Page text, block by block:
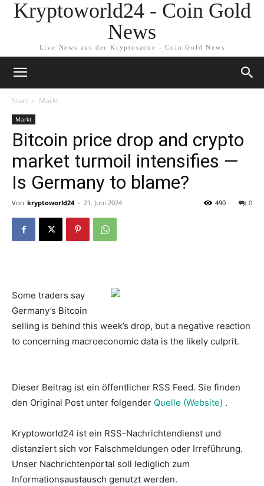
Kryptoworld24 - Coin Gold
News
Live News aus der Kryptoszene - Coin Gold News
Start Markt
Markt
Bitcoin price drop and crypto
market turmoil intensifies —
Is Germany to blame?
Von kryptoworld24 - 21. Juni 2024 0
490
Some traders say
Germany’s Bitcoin
selling is behind this week’s drop, but a negative reaction
to concerning macroeconomic data is the likely culprit.
Dieser Beitrag ist ein öffentlicher RSS Feed. Sie finden
den Original Post unter folgender Quelle (Website) .
Kryptoworld24 ist ein RSS-Nachrichtendienst und
distanziert sich vor Falschmeldungen oder Irreführung.
Unser Nachrichtenportal soll lediglich zum
Informationsaustausch genutzt werden.